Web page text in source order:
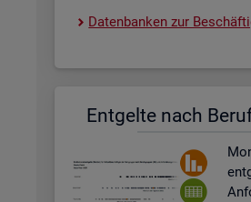
Da­ten­ban­ken zur
Ent­gel­te nach